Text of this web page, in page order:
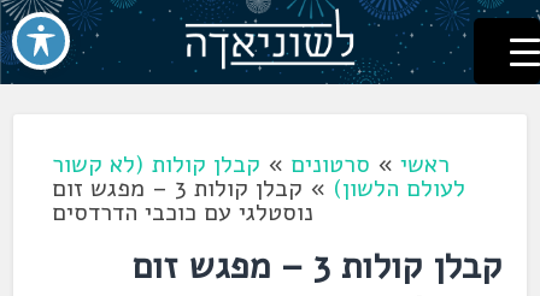
דלג
לתוכן
לשוניאדה
עברית. לשון. שפה
ראשי» סרטונים » קבלן קולות (לא קשור
לעולם הלשון) » קבלן קולות 3 – מפגש זום
נוסטלגי עם כוכבי הדרדסים
קבלן קולות 3 – מפגש זום